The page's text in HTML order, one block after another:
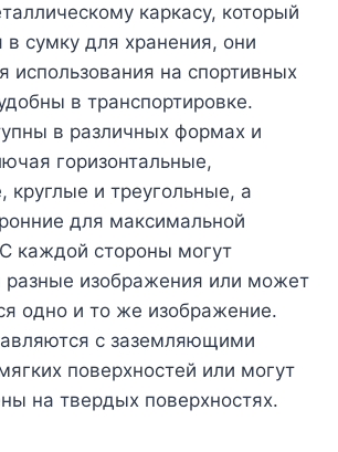
каркасу, который
в сумку для хранения, они
использования на спортивных
в транспортировке.
в различных формах и
горизонтальные,
круглые и треугольные, а
для максимальной
каждой стороны могут
разные изображения или может
одно и то же изображение.
с заземляющими
поверхностей или могут
на твердых поверхностях.